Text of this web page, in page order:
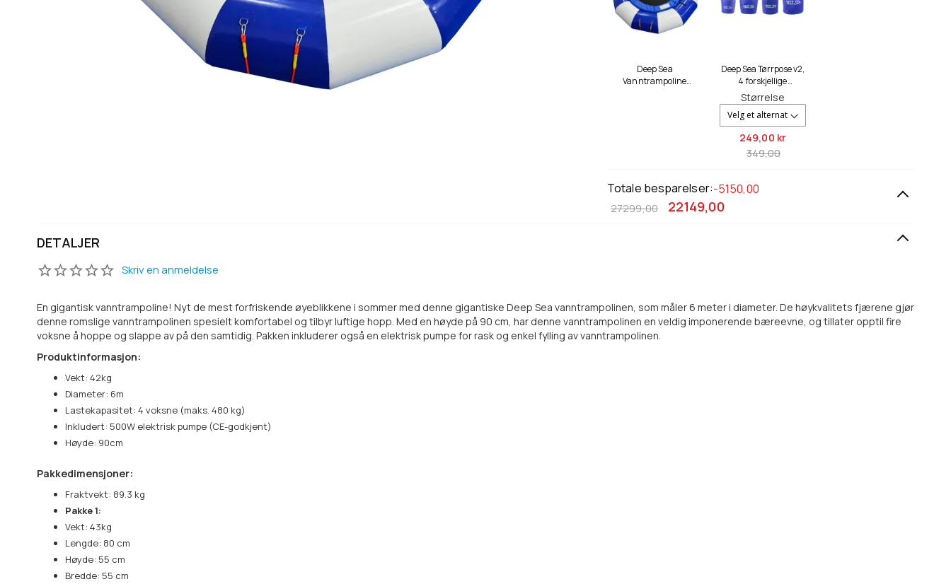
Deep Sea
Vanntrampoline
Deep Sea Tørrpose v2,
4 forskjellige
størrelser
Størrelse
249,00 kr
349,00
Totale besparelser:-5150,00
22149,00
27299,00
DETALJER
Skriv en anmeldelse
En gigantisk vanntrampoline! Nyt de mest forfriskende øyeblikkene i sommer med denne gigantiske Deep Sea vanntrampolinen, som måler 6 meter i diameter. De høykvalitets fjærene gjør
denne romslige vanntrampolinen spesielt komfortabel og tilbyr luftige hopp. Med en høyde på 90 cm, har denne vanntrampolinen en veldig imponerende bæreevne, og tillater opptil fire
voksne å hoppe og slappe av på den samtidig. Pakken inkluderer også en elektrisk pumpe for rask og enkel fylling av vanntrampolinen.
Produktinformasjon:
Vekt: 42kg
Diameter: 6m
Lastekapasitet: 4 voksne (maks. 480 kg)
Inkludert: 500W elektrisk pumpe (CE-godkjent)
Høyde: 90cm
Pakkedimensjoner:
Fraktvekt: 89.3 kg
Pakke 1:
Vekt: 43kg
Lengde: 80 cm
Høyde: 55 cm
Bredde: 55 cm